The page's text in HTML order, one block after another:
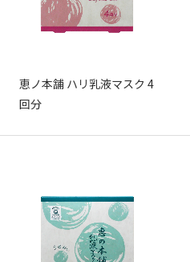
恵ノ本舗 ハリ乳液マスク 4
回分